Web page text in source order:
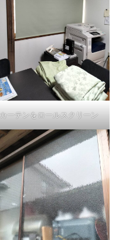
カーテンをロールスクリーン